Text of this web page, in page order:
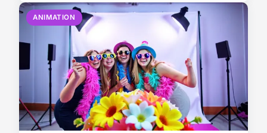
ANIMATION